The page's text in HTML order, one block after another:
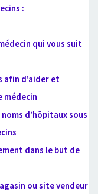
:
qui vous suit
afin d’aider et
médecin
d’hôpitaux sous
dans le but de
ou site vendeur